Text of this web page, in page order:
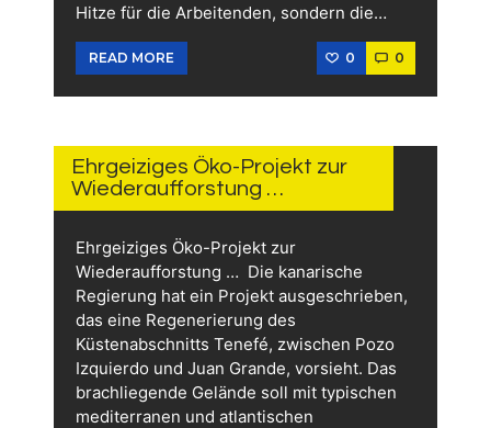
Hitze für die Arbeitenden, sondern die…
READ MORE 0 0
2026
Ehrgeiziges Öko-Projekt zur
Wiederaufforstung …
Ehrgeiziges Öko-Projekt zur
Wiederaufforstung … Die kanarische
Regierung hat ein Projekt ausgeschrieben,
das eine Regenerierung des
Küstenabschnitts Tenefé, zwischen Pozo
Izquierdo und Juan Grande, vorsieht. Das
brachliegende Gelände soll mit typischen
mediterranen und atlantischen